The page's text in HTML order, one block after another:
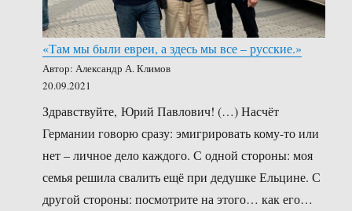
«Там мы были евреи, а здесь мы все – русские.»
Автор: Александр А. Климов
20.09.2021
Здравствуйте, Юрий Павлович! (…) Насчёт
Германии говорю сразу: эмигрировать кому-то или
нет – личное дело каждого. С одной стороны: моя
семья решила свалить ещё при дедушке Ельцине. С
другой стороны: посмотрите на этого… как его…